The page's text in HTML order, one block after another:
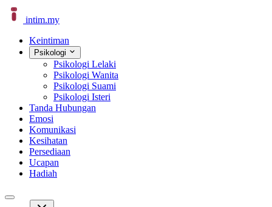
intim.my
Keintiman
Psikologi
Psikologi Lelaki
Psikologi Wanita
Psikologi Suami
Psikologi Isteri
Tanda Hubungan
Emosi
Komunikasi
Kesihatan
Persediaan
Ucapan
Hadiah